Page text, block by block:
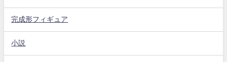
完成形フィギュア
小説